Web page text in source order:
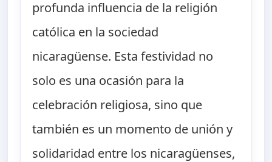
profunda influencia de la religión
católica en la sociedad
nicaragüense. Esta festividad no
solo es una ocasión para la
celebración religiosa, sino que
también es un momento de unión y
solidaridad entre los nicaragüenses,